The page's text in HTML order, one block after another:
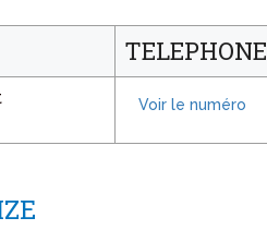
TELEPHONE